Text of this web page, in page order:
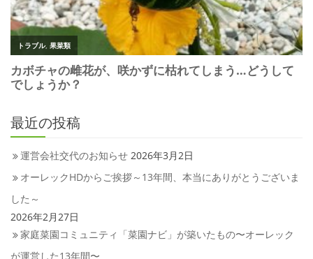
最近の投稿
運営会社交代のお知らせ 2026年3月2日
オーレックHDからご挨拶～13年間、本当にありがとうございま
した～
2026年2月27日
家庭菜園コミュニティ「菜園ナビ」が築いたもの〜オーレック
が運営した13年間〜